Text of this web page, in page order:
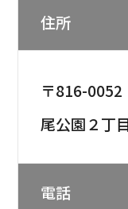
住所
〒816-
尾公園２丁
電話